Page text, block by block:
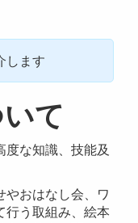
します
て
な知識、技能及
おはなし会、ワ
行う取組み、絵本